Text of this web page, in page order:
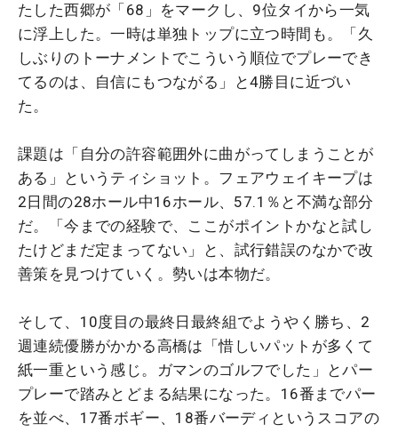
たした西郷が「68」をマークし、9位タイから一気
に浮上した。一時は単独トップに立つ時間も。「久
しぶりのトーナメントでこういう順位でプレーでき
てるのは、自信にもつながる」と4勝目に近づい
た。
課題は「自分の許容範囲外に曲がってしまうことが
ある」というティショット。フェアウェイキープは
2日間の28ホール中16ホール、57.1％と不満な部分
だ。「今までの経験で、ここがポイントかなと試し
たけどまだ定まってない」と、試行錯誤のなかで改
善策を見つけていく。勢いは本物だ。
そして、10度目の最終日最終組でようやく勝ち、2
週連続優勝がかかる高橋は「惜しいパットが多くて
紙一重という感じ。ガマンのゴルフでした」とパー
プレーで踏みとどまる結果になった。16番までパー
を並べ、17番ボギー、18番バーディというスコアの